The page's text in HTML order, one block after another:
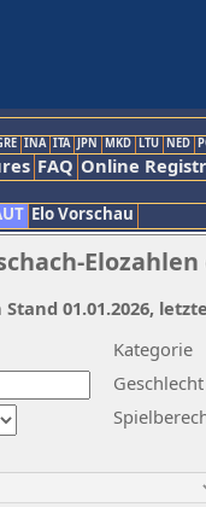
INA ITA JPN MKD LTU NED
FAQ Online
Elo Vorschau
Elozahlen
Kategorie
Geschlecht
Stand 01.01.2026,